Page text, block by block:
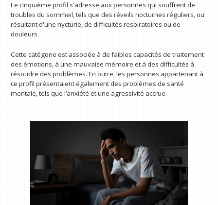
Le cinquième profil s'adresse aux personnes qui souffrent de
troubles du sommeil, tels que des réveils nocturnes réguliers, ou
résultant d'une nycturie, de difficultés respiratoires ou de
douleurs.
Cette catégorie est associée à de faibles capacités de traitement
des émotions, à une mauvaise mémoire et à des difficultés à
résoudre des problèmes. En outre, les personnes appartenant à
ce profil présentaient également des problèmes de santé
mentale, tels que l’anxiété et une agressivité accrue.